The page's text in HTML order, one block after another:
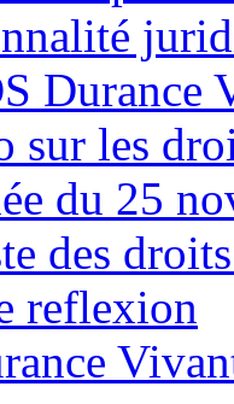
Durance
sur les
du 25
des
reflexion